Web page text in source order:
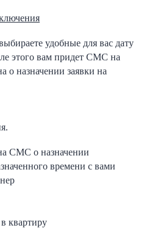
удобные для вас дату
этого вам придет СМС на
о назначении заявки на
СМС о назначении
времени с вами
квартиру